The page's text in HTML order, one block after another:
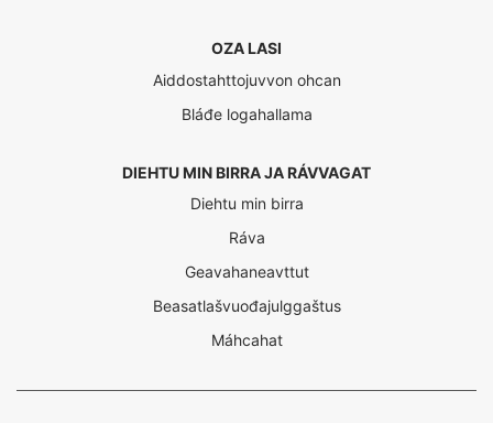
OZA LASI
Aiddostahttojuvvon ohcan
Bláđe logahallama
DIEHTU MIN BIRRA JA RÁVVAGAT
Diehtu min birra
Ráva
Geavahaneavttut
Beasatlašvuođajulggaštus
Máhcahat